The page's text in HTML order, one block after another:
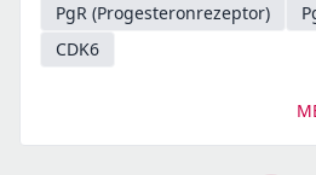
PgR (Progesteronrezeptor)
CDK6